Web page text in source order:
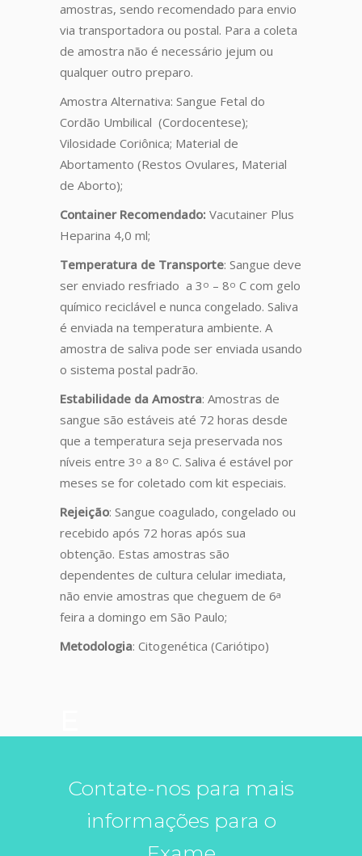
amostras, sendo recomendado para envio
via transportadora ou postal. Para a coleta
de amostra não é necessário jejum ou
qualquer outro preparo.
Amostra Alternativa: Sangue Fetal do
Cordão Umbilical (Cordocentese);
Vilosidade Coriônica; Material de
Abortamento (Restos Ovulares, Material
de Aborto);
Container Recomendado: Vacutainer Plus
Heparina 4,0 ml;
Temperatura de Transporte: Sangue deve
ser enviado resfriado a 3 o – 8o C com gelo
químico reciclável e nunca congelado. Saliva
é enviada na temperatura ambiente. A
amostra de saliva pode ser enviada usando
o sistema postal padrão.
Estabilidade da Amostra: Amostras de
sangue são estáveis até 72 horas desde
que a temperatura seja preservada nos
níveis entre 3 o a 8o C. Saliva é estável por
meses se for coletado com kit especiais.
Rejeição: Sangue coagulado, congelado ou
recebido após 72 horas após sua
obtenção. Estas amostras são
dependentes de cultura celular imediata,
não envie amostras que cheguem de 6a
feira a domingo em São Paulo;
Metodologia: Citogenética (Cariótipo)
Contate-nos para mais
informações para o